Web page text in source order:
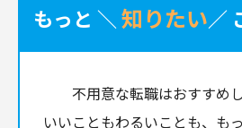
もっと ＼ 知りたい／
不用意な転職はおすすめ
いいこともわるいことも、も